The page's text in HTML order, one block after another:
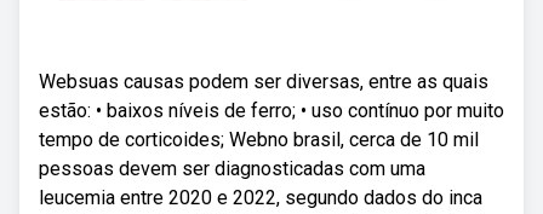
Websuas causas podem ser diversas, entre as quais
estão: • baixos níveis de ferro; • uso contínuo por muito
tempo de corticoides; Webno brasil, cerca de 10 mil
pessoas devem ser diagnosticadas com uma
leucemia entre 2020 e 2022, segundo dados do inca